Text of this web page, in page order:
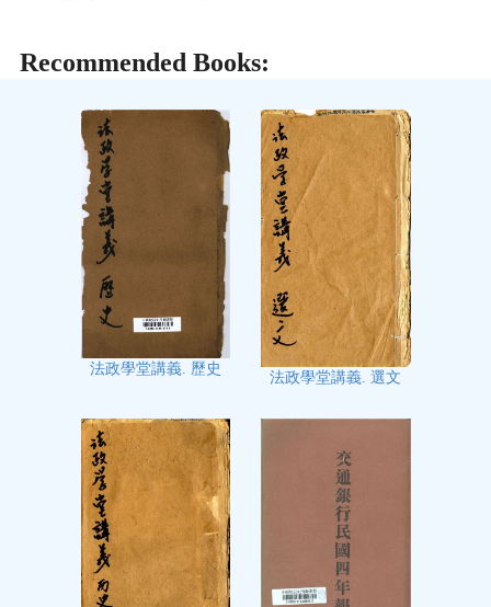
Recommended Books:
法政學堂講義. 歷史
法政學堂講義. 選文